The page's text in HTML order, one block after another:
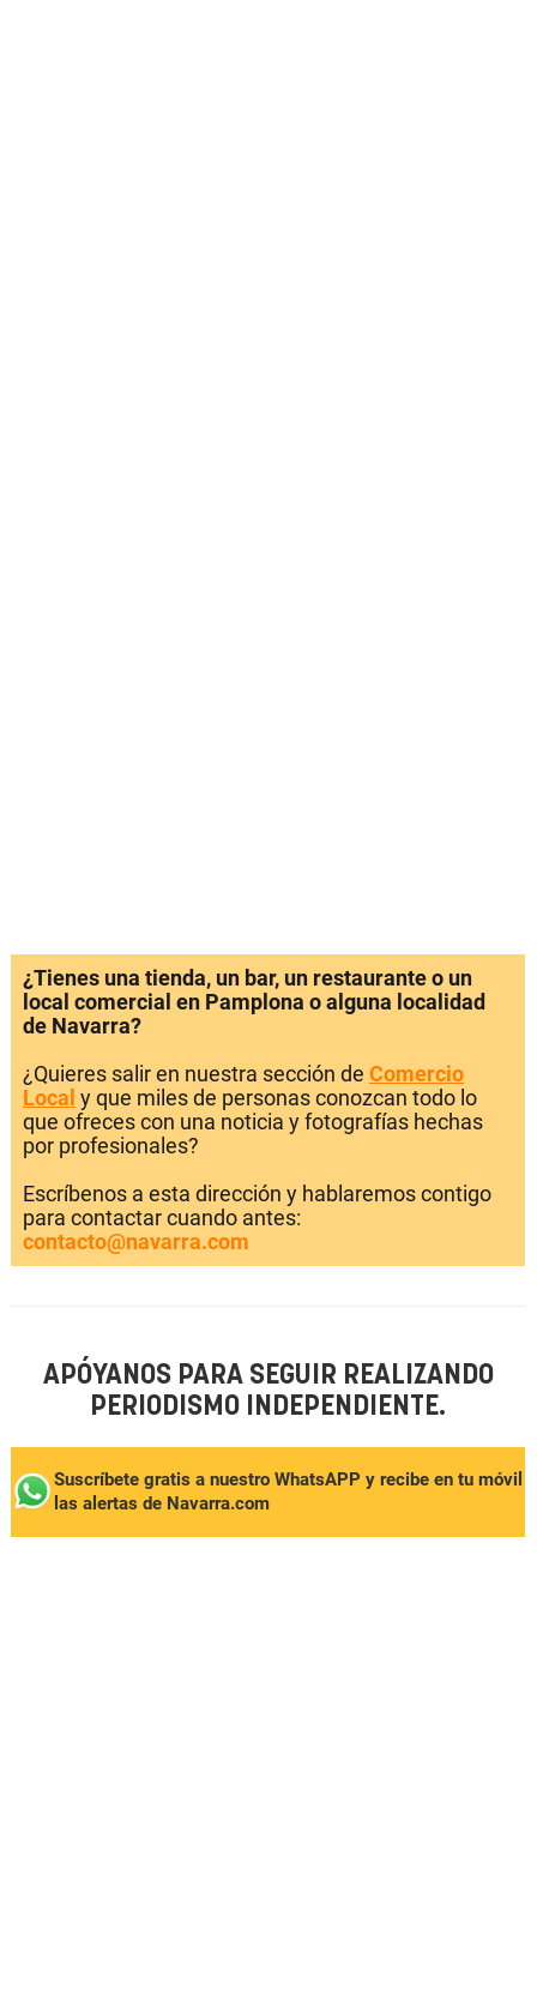
¿Tienes una tienda, un bar, un restaurante o un
local comercial en Pamplona o alguna localidad
de Navarra?
¿Quieres salir en nuestra sección de Comercio
Local y que miles de personas conozcan todo lo
que ofreces con una noticia y fotografías hechas
por profesionales?
Escríbenos a esta dirección y hablaremos contigo
para contactar cuando antes:
contacto@navarra.com
APÓYANOS PARA SEGUIR REALIZANDO
PERIODISMO INDEPENDIENTE.
Suscríbete gratis a nuestro WhatsAPP y recibe en tu móvil
las alertas de Navarra.com